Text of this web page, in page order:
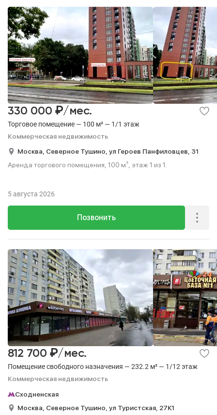
Торговое помещение — 100 м² — 1/1 этаж
Коммерческая недвижимость
330 000 ₽/мес.
Москва, Северное Тушино, ул Героев Панфиловцев, 31
Аренда торгового помещения, 100 м², этаж 1 из 1.
Позвонить
5 августа 2026
Помещение свободного назначения — 232.2 м² — 1/12 этаж
Коммерческая недвижимость
812 700 ₽/мес.
Сходненская
Москва, Северное Тушино, ул Туристская, 27К1